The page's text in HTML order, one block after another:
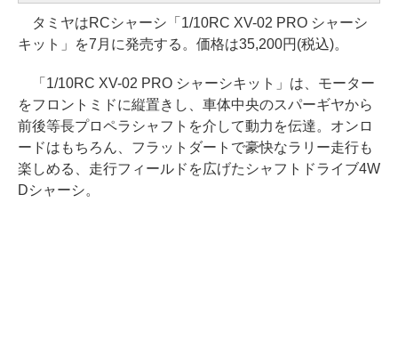
タミヤはRCシャーシ「1/10RC XV-02 PRO シャーシ
キット」を7月に発売する。価格は35,200円(税込)。
「1/10RC XV-02 PRO シャーシキット」は、モーター
をフロントミドに縦置きし、車体中央のスパーギヤから
前後等長プロペラシャフトを介して動力を伝達。オンロ
ードはもちろん、フラットダートで豪快なラリー走行も
楽しめる、走行フィールドを広げたシャフトドライブ4W
Dシャーシ。